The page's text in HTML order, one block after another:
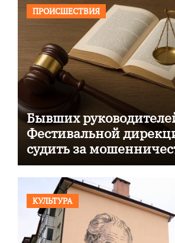
ПРОИСШЕСТВИЯ
Бывших
Фестивальной
судить за
КУЛЬТУРА